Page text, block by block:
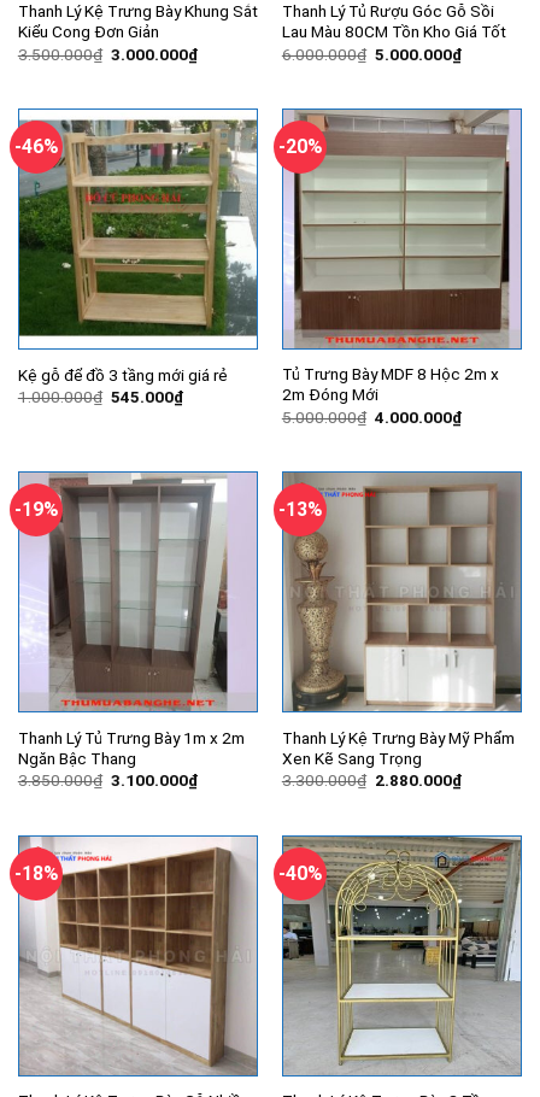
Thanh Lý Kệ Trưng Bày Khung Sắt
Kiểu Cong Đơn Giản
3.500.000₫ Giá
3.000.000₫Giá
hiện
3.000.000₫.
Thanh Lý Tủ Rượu Góc Gỗ Sồi
Lau Màu 80CM Tồn Kho Giá Tốt
6.000.000₫ Giá
5.000.000₫Giá
hiện
-46%
Kệ gỗ để đồ 3 tầng mới giá rẻ
1.000.000₫ Giá
545.000₫Giá
hiện
-20%
Tủ Trưng Bày MDF 8 Hộc 2m x
2m Đóng Mới
5.000.000₫ Giá
4.000.000₫Giá
hiện
-19%
Thanh Lý Tủ Trưng Bày 1m x 2m
Ngăn Bậc Thang
3.850.000₫ Giá
3.100.000₫Giá
hiện
3.100.000₫.
-13%
Thanh Lý Kệ Trưng Bày Mỹ Phẩm
Xen Kẽ Sang Trọng
3.300.000₫ Giá
2.880.000₫Giá
hiện
-18% -40%